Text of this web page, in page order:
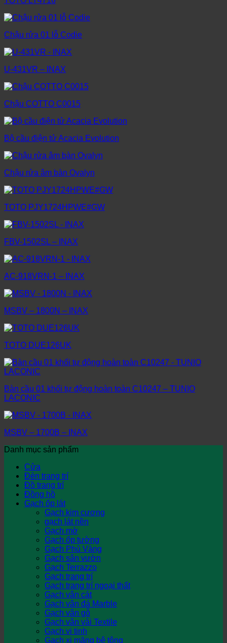
Chậu rửa 01 lỗ Codie
U-431VR – INAX
Chậu COTTO C0015
Bộ cầu điện tử Acacia Evolution
Chậu rửa âm bàn Ovalyn
TOTO PJY1724HPWE#GW
FBV-1502SL – INAX
AC-918VRN-1 – INAX
MSBV – 1800N – INAX
TOTO DUE126UK
Bàn cầu 01 khối tự động hoàn toàn C10247 – TUNIO
LACONIC
MSBV – 1700B – INAX
Danh mục sản phẩm
Cửa
Đèn trang trí
Đồ trang trí
Đồng hồ
Gạch ốp lát
Gạch kim cương
gạch lát nền
Gạch mờ
Gạch ốp tường
Gạch Phủ Vàng
Gạch sân vườn
Gạch Terrazzo
Gạch trang trí
Gạch trang trí ngoại thất
Gạch vân cát
Gạch vân đá Marble
Gạch vân gỗ
Gạch vân vải Textile
Gạch vi tinh
Gạch xi măng bê tông